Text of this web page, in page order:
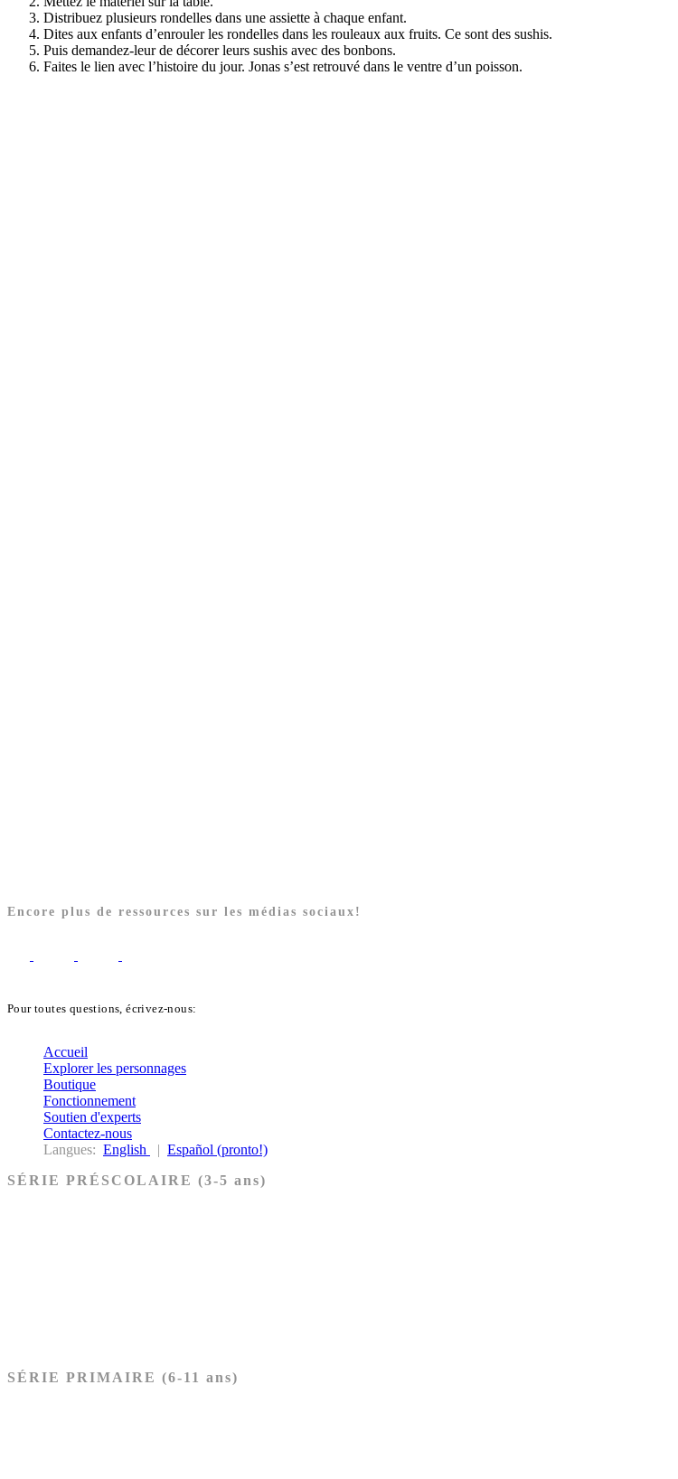
Distribuez plusieurs rondelles dans une assiette à chaque enfant.
Dites aux enfants d’enrouler les rondelles dans les rouleaux aux fruits. Ce sont des sushis.
Puis demandez-leur de décorer leurs sushis avec des bonbons.
Faites le lien avec l’histoire du jour. Jonas s’est retrouvé dans le ventre d’un poisson.
Encore plus de ressources sur les médias sociaux!
Pour toutes questions, écrivez-nous:
Accueil
Explorer les personnages
Boutique
Fonctionnement
Soutien d'experts
Contactez-nous
Langues: English | Español (pronto!)
SÉRIE PRÉSCOLAIRE (3-5 ans)
SÉRIE PRIMAIRE (6-11 ans)